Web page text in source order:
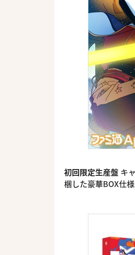
初回限定生産盤 キ
梱した豪華BOX仕様